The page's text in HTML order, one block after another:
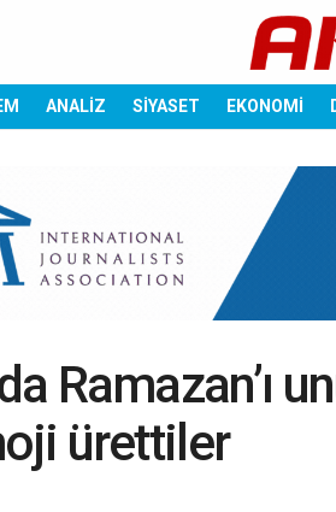
ANALİZ SİYASET EKONOMİ
Ramazan’ı
ürettiler